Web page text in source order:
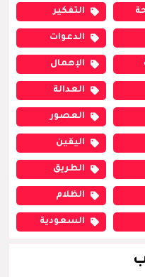
التفكير
الدعوات
الإهمال
العدالة
العصور
اليقين
الطريق
الظلام
السعودية